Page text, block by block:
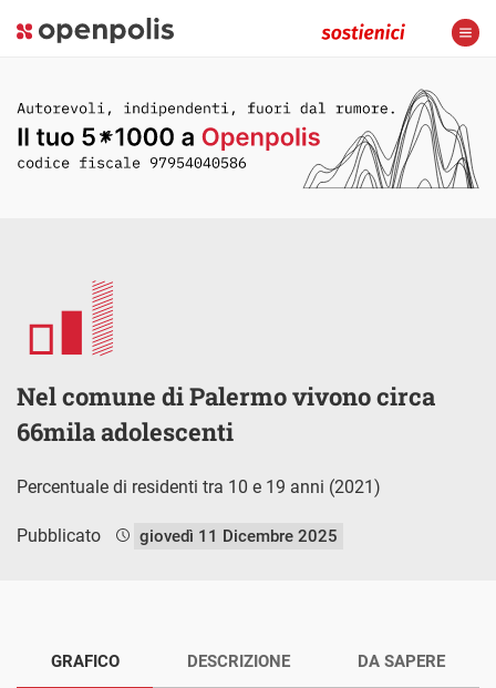
Nel comune di Palermo vivono circa
66mila adolescenti
Percentuale di residenti tra 10 e 19 anni (2021)
Pubblicato giovedì 11 Dicembre 2025
GRAFICO DESCRIZIONE DA SAPERE